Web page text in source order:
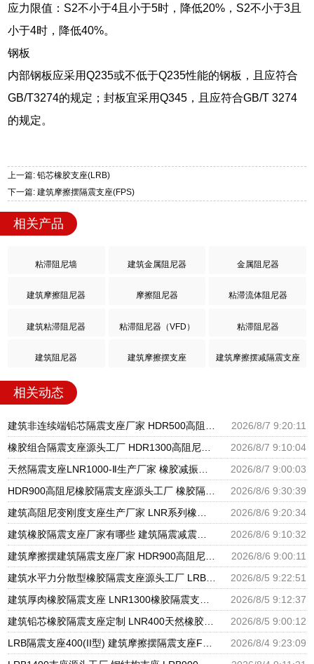
应力限值：S2不小于4且小于5时，降低20%，S2不小于3且
小于4时，降低40%。
钢板
内部钢板应采用Q235或不低于Q235性能的钢板，且应符合
GB/T3274的规定；封板宜采用Q345，且应符合GB/T 3274
的规定。
上一篇: 铅芯橡胶支座(LRB)
下一篇: 建筑摩擦摆隔震支座(FPS)
相关产品
粘滞阻尼墙 建筑金属阻尼器 金属阻尼器
建筑摩擦阻尼器 摩擦阻尼器 粘滞流体阻尼器
建筑粘滞阻尼器 粘滞阻尼器（VFD） 粘滞阻尼器
建筑阻尼器 建筑摩擦摆支座 建筑摩擦摆减隔震支座
相关动态
2026/8/7 9:20:11
2026/8/7 9:10:04
2026/8/7 9:00:03
2026/8/6 9:30:39
2026/8/6 9:20:34
2026/8/6 9:10:32
2026/8/6 9:00:11
2026/8/5 9:22:51
2026/8/5 9:12:37
2026/8/5 9:00:12
2026/8/4 9:23:09